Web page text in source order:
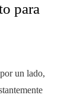
para
un lado,